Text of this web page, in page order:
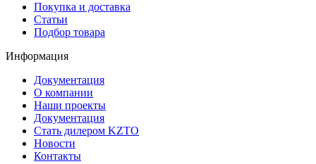
Покупка и доставка
Статьи
Подбор товара
Информация
Документация
О компании
Наши проекты
Документация
Стать дилером KZTO
Новости
Контакты